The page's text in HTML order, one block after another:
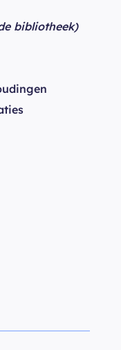
bibliotheek)